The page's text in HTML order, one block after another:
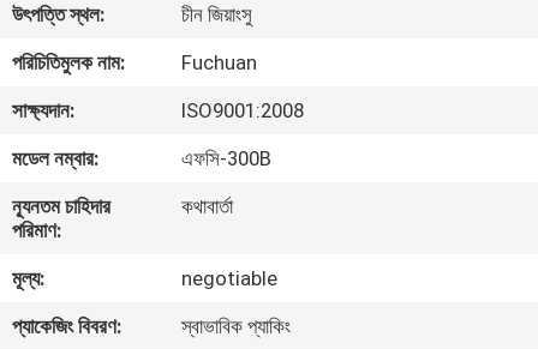
ভিডিও
ভিআর
শো
সম্পর্কে
উৎপত্তি স্থল:
চীন জিয়াংসু
পরিচিতিমুলক নাম:
Fuchuan
সাক্ষ্যদান:
ISO9001:2008
মডেল নম্বার:
এফসি-300B
ন্যূনতম চাহিদার
পরিমাণ:
কথাবার্তা
মূল্য:
negotiable
প্যাকেজিং বিবরণ:
স্বাভাবিক প্যাকিং